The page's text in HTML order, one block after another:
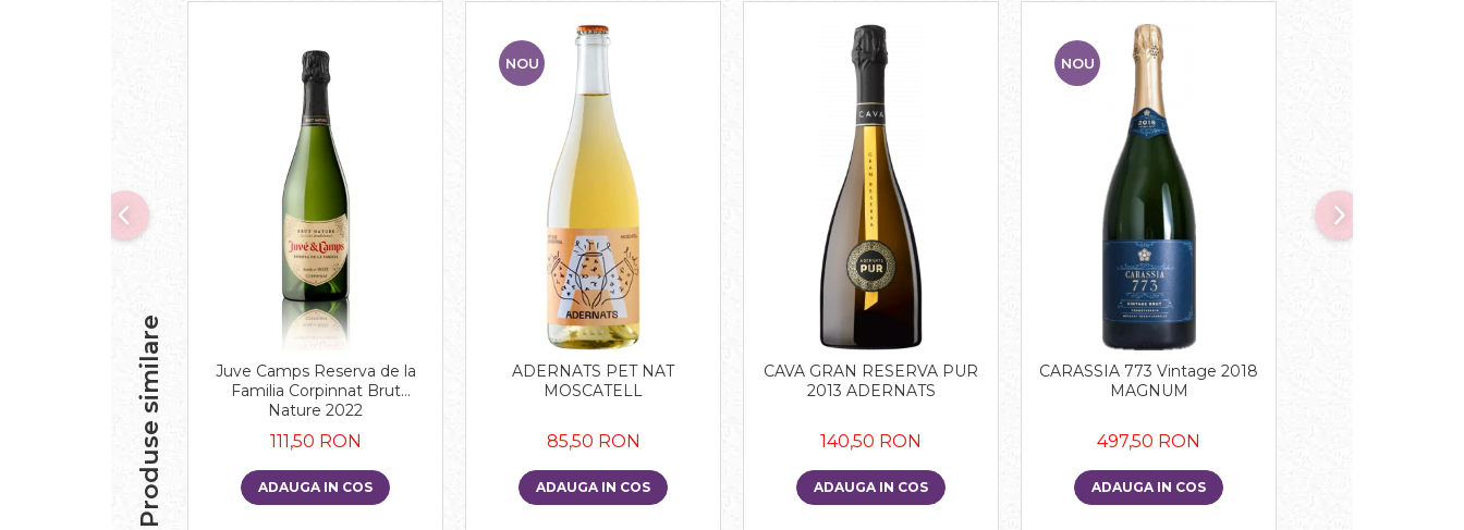
Produse similare
Juve Camps Reserva de la
Familia Corpinnat Brut
Nature 2022
111,50 RON
ADAUGA IN COS
NOU
ADERNATS PET NAT
MOSCATELL
85,50 RON
ADAUGA IN COS
CAVA GRAN RESERVA PUR
2013 ADERNATS
140,50 RON
ADAUGA IN COS
NOU
CARASSIA 773 Vintage 2018
MAGNUM
497,50 RON
ADAUGA IN COS
NOU